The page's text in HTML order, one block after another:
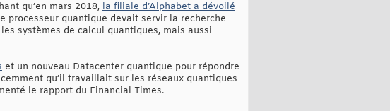
qu’en mars 2018, la filiale d’Alphabet a dévoilé
processeur quantique devait servir la recherche
systèmes de calcul quantiques, mais aussi
et un nouveau Datacenter quantique pour répondre
qu’il travaillait sur les réseaux quantiques
le rapport du Financial Times.